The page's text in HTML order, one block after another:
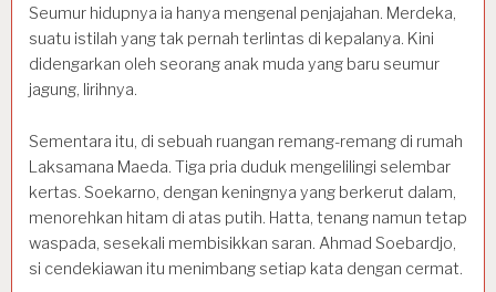
Seumur hidupnya ia hanya mengenal penjajahan. Merdeka,
suatu istilah yang tak pernah terlintas di kepalanya. Kini
didengarkan oleh seorang anak muda yang baru seumur
jagung, lirihnya.
Sementara itu, di sebuah ruangan remang-remang di rumah
Laksamana Maeda. Tiga pria duduk mengelilingi selembar
kertas. Soekarno, dengan keningnya yang berkerut dalam,
menorehkan hitam di atas putih. Hatta, tenang namun tetap
waspada, sesekali membisikkan saran. Ahmad Soebardjo,
si cendekiawan itu menimbang setiap kata dengan cermat.